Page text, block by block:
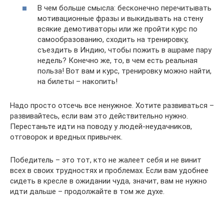
В чем больше смысла: бесконечно перечитывать
мотивационные фразы и выкидывать на стену
всякие демотиваторы или же пройти курс по
самообразованию, сходить на тренировку,
съездить в Индию, чтобы пожить в ашраме пару
недель? Конечно же, то, в чем есть реальная
польза! Вот вам и курс, тренировку можно найти,
на билеты – накопить!
Надо просто отсечь все ненужное. Хотите развиваться –
развивайтесь, если вам это действительно нужно.
Перестаньте идти на поводу у людей-неудачников,
отговорок и вредных привычек.
Победитель – это тот, кто не жалеет себя и не винит
всех в своих трудностях и проблемах. Если вам удобнее
сидеть в кресле в ожидании чуда, значит, вам не нужно
идти дальше – продолжайте в том же духе.